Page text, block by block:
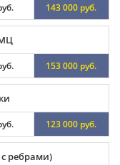
143 000 руб.
153 000 руб.
123 000 руб.
ребрами)